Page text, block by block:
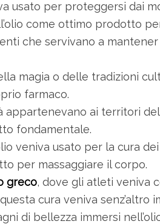
usato per proteggersi dai
come ottimo prodotto
che servivano a
magia o delle tradizioni
farmaco.
appartenevano ai territori
fondamentale.
veniva usato per la cura
per massaggiare il corpo.
greco, dove gli atleti veniva
cura veniva senz’altro
di bellezza immersi